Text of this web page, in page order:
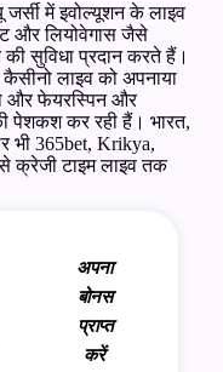
में इवोल्यूशन के लाइव
और लियोवेगास जैसे
सुविधा प्रदान करते हैं।
लाइव को अपनाया
और फेयरस्पिन और
पेशकश कर रही हैं। भारत,
भी 365bet, Krikya,
क्रेजी टाइम लाइव तक
अपना
बोनस
प्राप्त
करें